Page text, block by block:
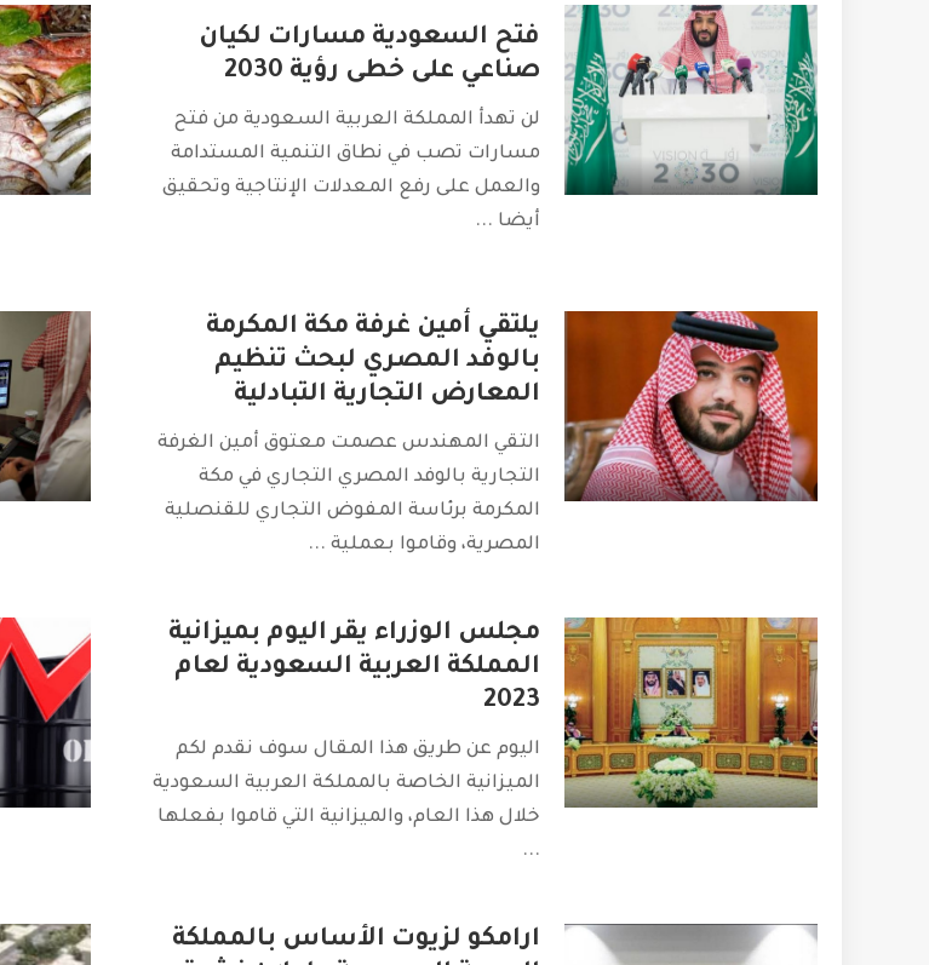
فتح السعودية مسارات لكيان
صناعي على خطى رؤية 2030
لن تهدأ المملكة العربية السعودية من فتح
مسارات تصب في نطاق التنمية المستدامة
والعمل على رفع المعدلات الإنتاجية وتحقيق
أيضا ...
يلتقي أمين غرفة مكة المكرمة
بالوفد المصري لبحث تنظيم
المعارض التجارية التبادلية
التقي المهندس عصمت معتوق أمين الغرفة
التجارية بالوفد المصري التجاري في مكة
المكرمة برئاسة المفوض التجاري للقنصلية
المصرية، وقاموا بعملية ...
مجلس الوزراء يقر اليوم بميزانية
المملكة العربية السعودية لعام
2023
اليوم عن طريق هذا المقال سوف نقدم لكم
الميزانية الخاصة بالمملكة العربية السعودية
خلال هذا العام، والميزانية التي قاموا بفعلها
...
ارامكو لزيوت الأساس بالمملكة